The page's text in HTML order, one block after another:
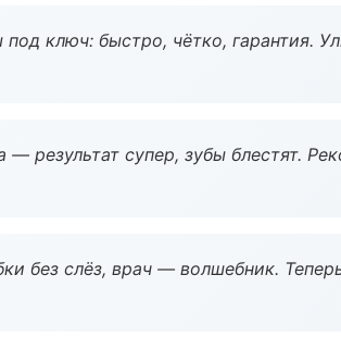
ключ: быстро, чётко, гарантия.
— результат супер, зубы блестят.
без слёз, врач — волшебник.